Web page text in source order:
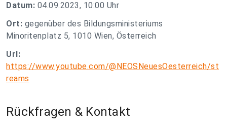
Datum: 04.09.2023, 10:00 Uhr
Ort: gegenüber des Bildungsministeriums
Minoritenplatz 5, 1010 Wien, Österreich
Url:
https://www.youtube.com/@NEOSNeuesOesterreich/st
reams
Rückfragen & Kontakt